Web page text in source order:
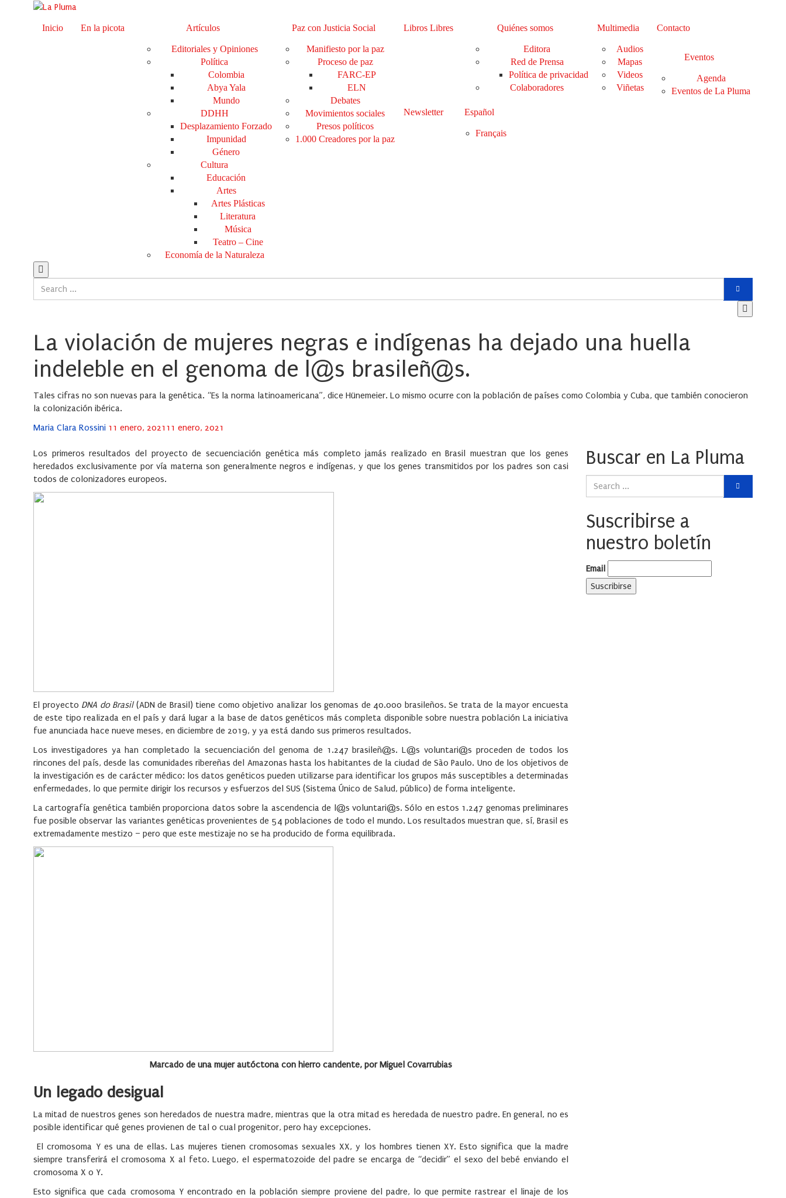
Inicio En la picota Artículos
Editoriales y Opiniones
Política
Colombia
Abya Yala
Mundo
DDHH
Desplazamiento Forzado
Impunidad
Género
Cultura
Educación
Artes
Artes Plásticas
Literatura
Música
Teatro – Cine
Economía de la Naturaleza
Paz con Justicia Social
Manifiesto por la paz
Proceso de paz
FARC-EP
ELN
Debates
Movimientos sociales
Presos políticos
1.000 Creadores por la paz
Libros Libres Quiénes somos
Editora
Red de Prensa
Política de privacidad
Colaboradores
Multimedia
Audios
Mapas
Videos
Viñetas
Contacto
Eventos
Agenda
Eventos de La Pluma
Newsletter Español
Français
La violación de mujeres negras e indígenas ha dejado una huella
indeleble en el genoma de l@s brasileñ@s.
Tales cifras no son nuevas para la genética. “Es la norma latinoamericana”, dice Hünemeier. Lo mismo ocurre con la población de países como Colombia y Cuba, que también conocieron
la colonización ibérica.
Maria Clara Rossini Posted
11 enero, 2021 11 enero, 2021
Los primeros resultados del proyecto de secuenciación genética más completo jamás realizado en Brasil muestran que los genes
heredados exclusivamente por vía materna son generalmente negros e indígenas, y que los genes transmitidos por los padres son casi
todos de colonizadores europeos.
El proyecto DNA do Brasil(ADN de Brasil) tiene como objetivo analizar los genomas de 40.000 brasileños. Se trata de la mayor encuesta
de este tipo realizada en el país y dará lugar a la base de datos genéticos más completa disponible sobre nuestra población La iniciativa
fue anunciada hace nueve meses, en diciembre de 2019, y ya está dando sus primeros resultados.
Los investigadores ya han completado la secuenciación del genoma de 1.247 brasileñ@s. L@s voluntari@s proceden de todos los
rincones del país, desde las comunidades ribereñas del Amazonas hasta los habitantes de la ciudad de São Paulo. Uno de los objetivos de
la investigación es de carácter médico: los datos genéticos pueden utilizarse para identificar los grupos más susceptibles a determinadas
enfermedades, lo que permite dirigir los recursos y esfuerzos del SUS (Sistema Único de Salud, público) de forma inteligente.
La cartografía genética también proporciona datos sobre la ascendencia de l@s voluntari@s. Sólo en estos 1.247 genomas preliminares
fue posible observar las variantes genéticas provenientes de 54 poblaciones de todo el mundo. Los resultados muestran que, sí, Brasil es
extremadamente mestizo – pero que este mestizaje no se ha producido de forma equilibrada.
Marcado de una mujer autóctona con hierro candente, por Miguel Covarrubias
Un legado desigual
La mitad de nuestros genes son heredados de nuestra madre, mientras que la otra mitad es heredada de nuestro padre. En general, no es
posible identificar qué genes provienen de tal o cual progenitor, pero hay excepciones.
El cromosoma Y es una de ellas. Las mujeres tienen cromosomas sexuales XX, y los hombres tienen XY. Esto significa que la madre
siempre transferirá el cromosoma X al feto. Luego, el espermatozoide del padre se encarga de “decidir” el sexo del bebé enviando el
cromosoma X o Y.
Esto significa que cada cromosoma Y encontrado en la población siempre proviene del padre, lo que permite rastrear el linaje de los
Buscar en La Pluma
Suscribirse a
nuestro boletín
Email